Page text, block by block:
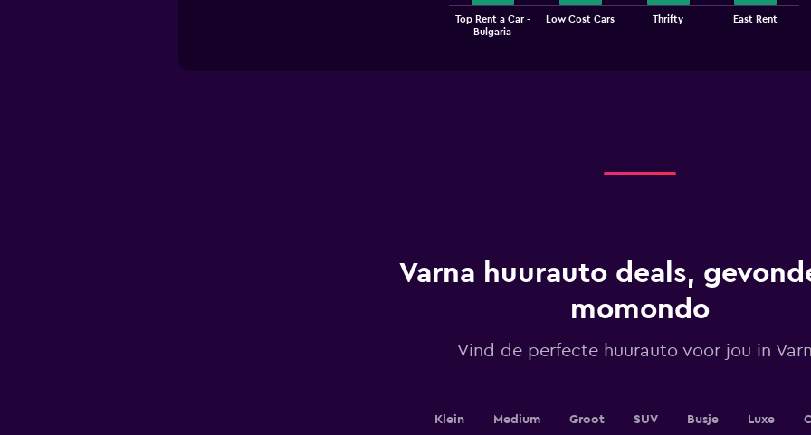
The
chart
Y
axis
Top Rent a Car -
Bulgaria
Low Cost Cars Thrifty East Rent
Varna huurauto deals,
momondo
Vind de perfecte huurauto voor jou in
Klein Medium Groot SUV Busje Luxe